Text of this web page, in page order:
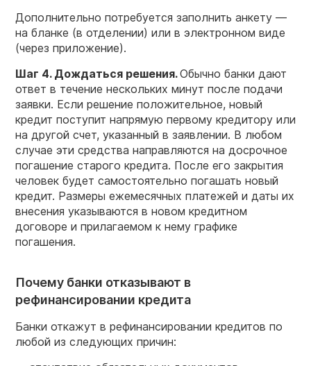
Дополнительно потребуется заполнить анкету —
на бланке (в отделении) или в электронном виде
(через приложение).
Шаг 4. Дождаться решения.Обычно банки дают
ответ в течение нескольких минут после подачи
заявки. Если решение положительное, новый
кредит поступит напрямую первому кредитору или
на другой счет, указанный в заявлении. В любом
случае эти средства направляются на досрочное
погашение старого кредита. После его закрытия
человек будет самостоятельно погашать новый
кредит. Размеры ежемесячных платежей и даты их
внесения указываются в новом кредитном
договоре и прилагаемом к нему графике
погашения.
Почему банки отказывают в
рефинансировании кредита
Банки откажут в рефинансировании кредитов по
любой из следующих причин: